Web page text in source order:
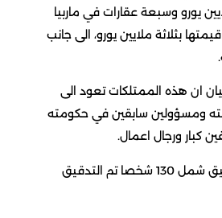
يورو وسبعة عقارات في ماربيا
بثلاثة ملايين يورو، الى جانب
ان هذه الممتلكات تعود الى
ومسؤولين سابقين في حكومته
كبار ورجال اعمال.
واوضحت ان التحقيق شمل 130 شخصا تم التدقيق